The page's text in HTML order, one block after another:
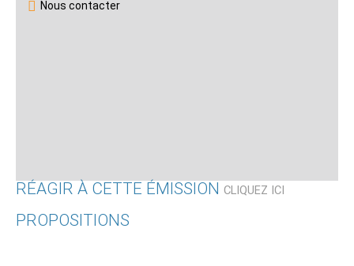
Nous contacter
RÉAGIR À CETTE ÉMISSION CLIQUEZ ICI
PROPOSITIONS